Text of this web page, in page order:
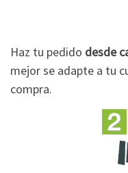
Haz tu pedido desde
mejor se adapte a tu
compra.